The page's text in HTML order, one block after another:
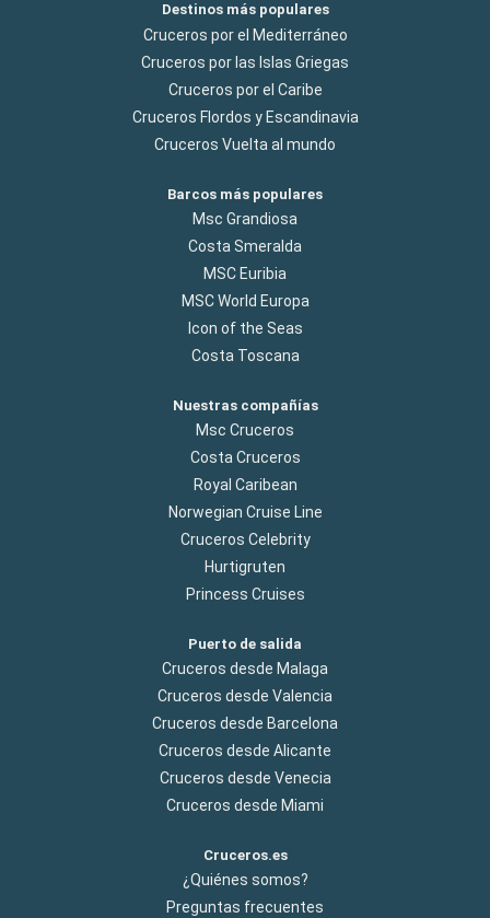
Destinos más populares
Cruceros por el Mediterráneo
Cruceros por las Islas Griegas
Cruceros por el Caribe
Cruceros Flordos y Escandinavia
Cruceros Vuelta al mundo
Barcos más populares
Msc Grandiosa
Costa Smeralda
MSC Euribia
MSC World Europa
Icon of the Seas
Costa Toscana
Nuestras compañías
Msc Cruceros
Costa Cruceros
Royal Caribean
Norwegian Cruise Line
Cruceros Celebrity
Hurtigruten
Princess Cruises
Puerto de salida
Cruceros desde Malaga
Cruceros desde Valencia
Cruceros desde Barcelona
Cruceros desde Alicante
Cruceros desde Venecia
Cruceros desde Miami
Cruceros.es
¿Quiénes somos?
Preguntas frecuentes